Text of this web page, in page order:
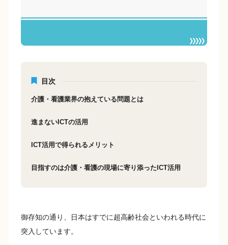
目次
介護・看護業界の抱えている問題とは
進まないICTの活用
ICT活用で得られるメリット
目指すのは介護・看護の現場に寄り添ったICT活用
御存知の通り、日本はすでに超高齢社会といわれる時代に
突入しています。